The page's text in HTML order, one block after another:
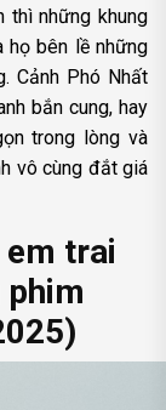
thì những khung
họ bên lề những
Cảnh Phó Nhất
bắn cung, hay
trong lòng và
vô cùng đắt giá
em trai
phim